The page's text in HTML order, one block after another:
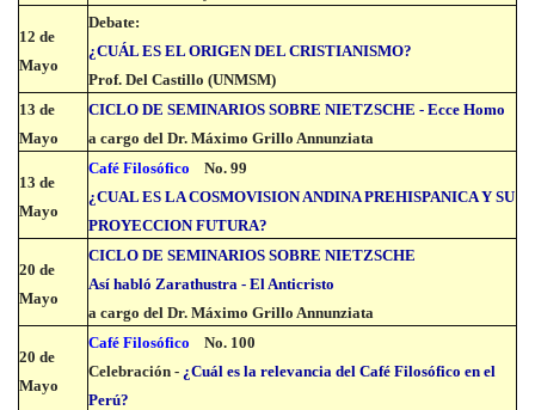
12 de
Mayo
Debate:
¿CUÁL ES EL ORIGEN DEL CRISTIANISMO?
Prof. Del Castillo (UNMSM)
13 de
Mayo
CICLO DE SEMINARIOS SOBRE NIETZSCHE - Ecce Homo
a cargo del Dr. Máximo Grillo Annunziata
13 de
Mayo
Café Filosófico No. 99
¿CUAL ES LA COSMOVISION ANDINA PREHISPANICA Y SU
PROYECCION FUTURA?
20 de
Mayo
CICLO DE SEMINARIOS SOBRE NIETZSCHE
Así habló Zarathustra - El Anticristo
a cargo del Dr. Máximo Grillo Annunziata
20 de
Mayo
Café Filosófico No. 100
Celebración - ¿Cuál es la relevancia del Café Filosófico en el
Perú?